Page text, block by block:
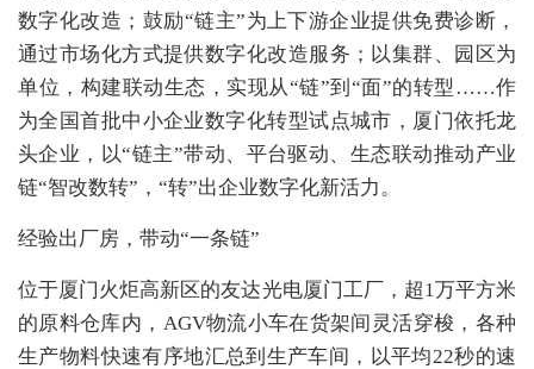
数字化改造；鼓励“链主”为上下游企业提供免费诊断，
通过市场化方式提供数字化改造服务；以集群、园区为
单位，构建联动生态，实现从“链”到“面”的转型……作
为全国首批中小企业数字化转型试点城市，厦门依托龙
头企业，以“链主”带动、平台驱动、生态联动推动产业
链“智改数转”，“转”出企业数字化新活力。
经验出厂房，带动“一条链”
位于厦门火炬高新区的友达光电厦门工厂，超1万平方米
的原料仓库内，AGV物流小车在货架间灵活穿梭，各种
生产物料快速有序地汇总到生产车间，以平均22秒的速